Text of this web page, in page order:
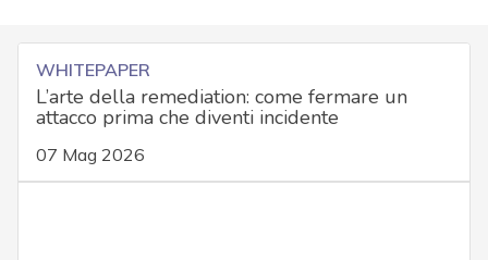
WHITEPAPER
L’arte della remediation: come fermare un
attacco prima che diventi incidente
07 Mag 2026